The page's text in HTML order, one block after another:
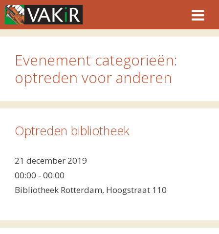
Ga
naar
de
Evenement categorieën:
optreden voor anderen
Optreden bibliotheek
21 december 2019
00:00 - 00:00
Bibliotheek Rotterdam, Hoogstraat 110